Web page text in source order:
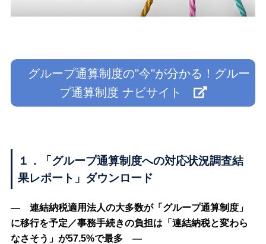
グループ通算制度の"今"が分かる！グルー
プ通算制度 ナビサイト
１．「グループ通算制度への対応状況調査結
果レポート」ダウンロード
― 連結納税適用法人の大多数が「グループ通算制度」
に移行を予定／事務手続きの負担は「連結納税と変わら
なさそう」が57.5%で最多 ―